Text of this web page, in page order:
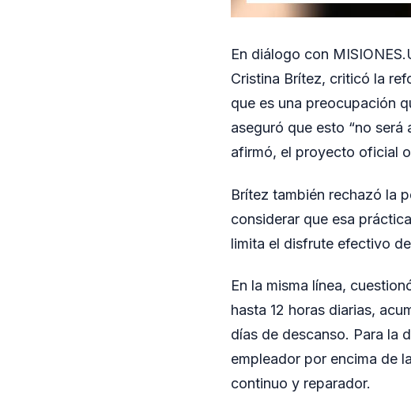
En diálogo con
Cristina Brítez, criticó la
que es una preocupación
aseguró que esto “no
afirmó, el proyecto oficial
Brítez también rechazó la
considerar que esa
limita el disfrute efectivo
En la misma línea,
hasta 12 horas diarias,
días de descanso. Para la
empleador por encima de
continuo y reparador.